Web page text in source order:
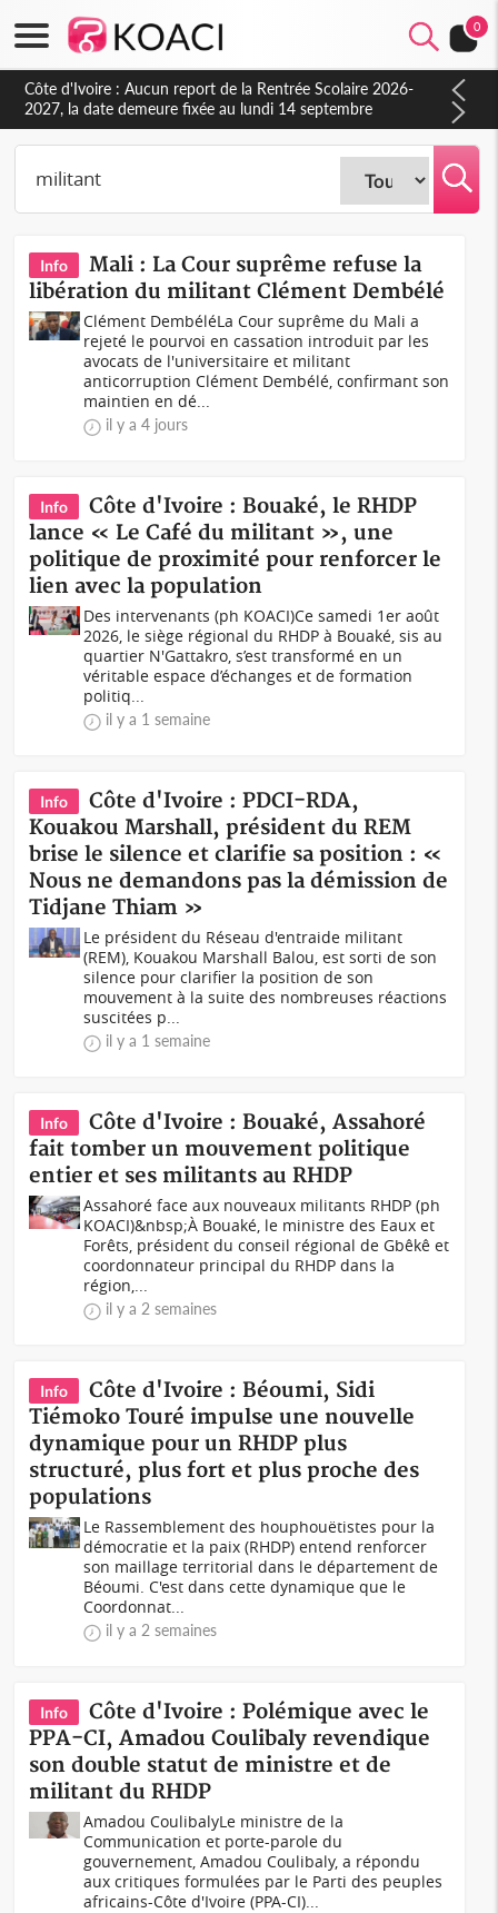
0
Côte d'Ivoire : Indépendance à Blahou, le sous-préfet : « La
fête nous invite à mesurer le chemin parcouru et à renouveler
notre engagement collectif en faveur du développement »
Info
Mali : La Cour suprême refuse la
libération du militant Clément Dembélé
Clément DembéléLa Cour suprême du Mali a
rejeté le pourvoi en cassation introduit par les
avocats de l'universitaire et militant
anticorruption Clément Dembélé, confirmant son
maintien en dé...
il y a 4 jours
Info
Côte d'Ivoire : Bouaké, le RHDP
lance « Le Café du militant », une
politique de proximité pour renforcer le
lien avec la population
Des intervenants (ph KOACI)Ce samedi 1er août
2026, le siège régional du RHDP à Bouaké, sis au
quartier N'Gattakro, s’est transformé en un
véritable espace d’échanges et de formation
politiq...
il y a 1 semaine
Info
Côte d'Ivoire : PDCI-RDA,
Kouakou Marshall, président du REM
brise le silence et clarifie sa position : «
Nous ne demandons pas la démission de
Tidjane Thiam »
Le président du Réseau d'entraide militant
(REM), Kouakou Marshall Balou, est sorti de son
silence pour clarifier la position de son
mouvement à la suite des nombreuses réactions
suscitées p...
il y a 1 semaine
Info
Côte d'Ivoire : Bouaké, Assahoré
fait tomber un mouvement politique
entier et ses militants au RHDP
Assahoré face aux nouveaux militants RHDP (ph
KOACI)&nbsp;À Bouaké, le ministre des Eaux et
Forêts, président du conseil régional de Gbêkê et
coordonnateur principal du RHDP dans la
région,...
il y a 2 semaines
Info
Côte d'Ivoire : Béoumi, Sidi
Tiémoko Touré impulse une nouvelle
dynamique pour un RHDP plus
structuré, plus fort et plus proche des
populations
Le Rassemblement des houphouëtistes pour la
démocratie et la paix (RHDP) entend renforcer
son maillage territorial dans le département de
Béoumi. C'est dans cette dynamique que le
Coordonnat...
il y a 2 semaines
Info
Côte d'Ivoire : Polémique avec le
PPA-CI, Amadou Coulibaly revendique
son double statut de ministre et de
militant du RHDP
Amadou CoulibalyLe ministre de la
Communication et porte-parole du
gouvernement, Amadou Coulibaly, a répondu
aux critiques formulées par le Parti des peuples
africains-Côte d'Ivoire (PPA-CI)...